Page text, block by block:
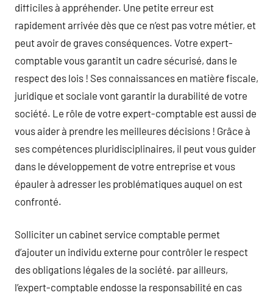
difficiles à appréhender. Une petite erreur est
rapidement arrivée dès que ce n’est pas votre métier, et
peut avoir de graves conséquences. Votre expert-
comptable vous garantit un cadre sécurisé, dans le
respect des lois ! Ses connaissances en matière fiscale,
juridique et sociale vont garantir la durabilité de votre
société. Le rôle de votre expert-comptable est aussi de
vous aider à prendre les meilleures décisions ! Grâce à
ses compétences pluridisciplinaires, il peut vous guider
dans le développement de votre entreprise et vous
épauler à adresser les problématiques auquel on est
confronté.
Solliciter un cabinet service comptable permet
d’ajouter un individu externe pour contrôler le respect
des obligations légales de la société. par ailleurs,
l’expert-comptable endosse la responsabilité en cas